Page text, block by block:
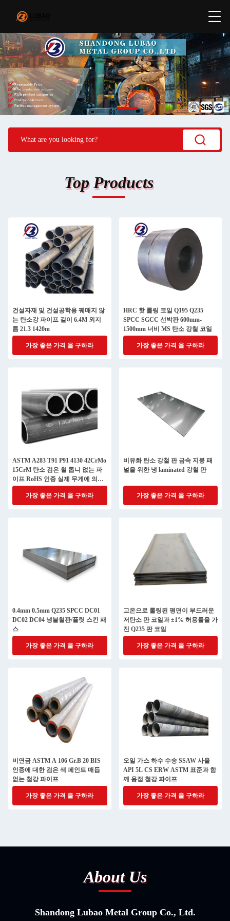
Top Products
건설자재 및 건설공학용 꿰매지 않
는 탄소강 파이프 길이 6.4M 외지
름 21.3 1420m
가장 좋은 가격 을 구하라
HRC 핫 롤링 코일 Q195 Q235
SPCC SGCC 선박판 600mm-
1500mm 너비 MS 탄소 강철 코일
가장 좋은 가격 을 구하라
ASTM A283 T91 P91 4130 42CrMo
15CrM 탄소 검은 철 톱니 없는 파
이프 RoHS 인증 실제 무게에 의해
청구서 RoHS 인증
가장 좋은 가격 을 구하라
비유화 탄소 강철 판 금속 지붕 패
널을 위한 냉 laminated 강철 판
가장 좋은 가격 을 구하라
0.4mm 0.5mm Q235 SPCC DC01
DC02 DC04 냉불철판/플릿 스킨 패
스
가장 좋은 가격 을 구하라
고온으로 롤링된 평면이 부드러운
저탄소 판 코일과 ±1% 허용률을 가
진 Q235 판 코일
가장 좋은 가격 을 구하라
비연금 ASTM A 106 Gr.B 20 BIS
인증에 대한 검은 색 페인트 매듭
없는 철강 파이프
가장 좋은 가격 을 구하라
오일 가스 하수 수송 SSAW 사울
API 5L CS ERW ASTM 표준과 함
께 용접 철강 파이프
가장 좋은 가격 을 구하라
About Us
Shandong Lubao Metal Group Co., Ltd.